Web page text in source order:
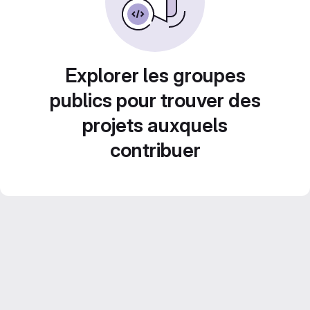
Explorer les groupes
publics pour trouver des
projets auxquels
contribuer